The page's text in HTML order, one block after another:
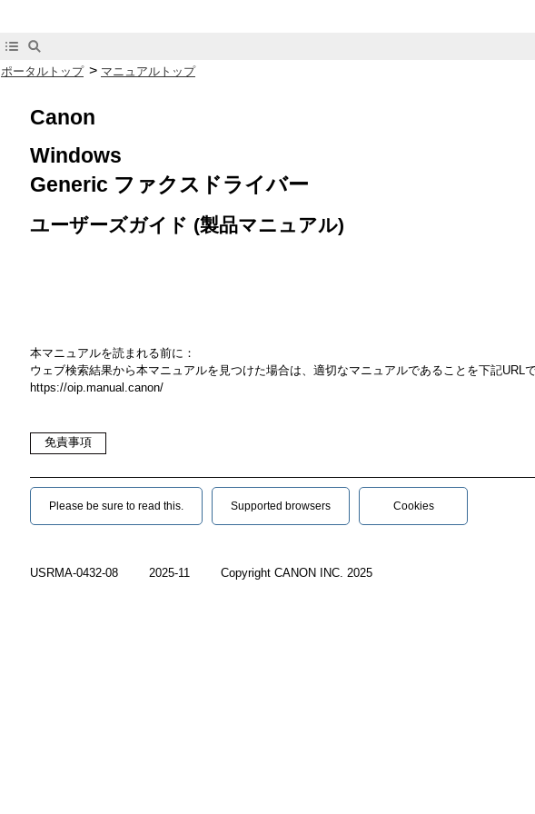
ポータルトップ > マニュアルトップ
Canon
Windows
Generic ファクスドライバー
ユーザーズガイド (製品マニュアル)
本マニュアルを読まれる前に：
ウェブ検索結果から本マニュアルを見つけた場合は、適切なマニュアルであることを下記URL
https://oip.manual.canon/
免責事項
Please be sure to read this.‎ Supported browsers Cookies
USRMA-0432-08 2025-11 Copyright CANON INC. 2025